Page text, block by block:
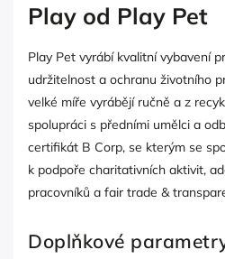
Play od Play Pet
Play Pet vyrábí kvalitní vybavení
udržitelnost a ochranu životního
velké míře vyrábějí ručně a z
spolupráci s předními umělci a
certifikát B Corp, se kterým se
k podpoře charitativních aktivit,
pracovníků a fair trade &
Doplňkové